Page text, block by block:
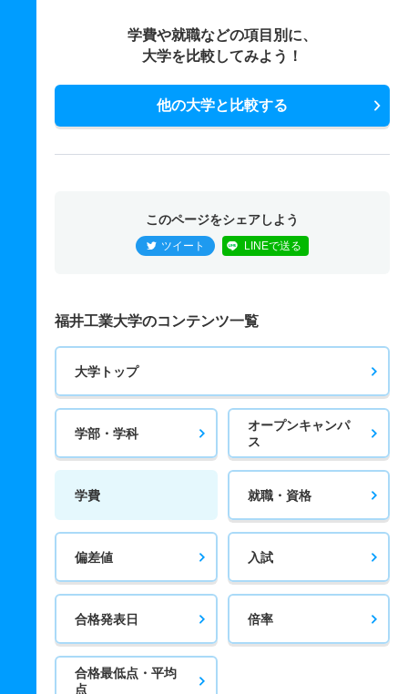
学費や就職などの項目別に、
大学を比較してみよう！
他の大学と比較する
このページをシェアしよう
ツイート LINEで送る
福井工業大学のコンテンツ一覧
大学トップ
学部・学科
オープンキャンパ
ス
学費 就職・資格
偏差値 入試
合格発表日 倍率
合格最低点・平均
点